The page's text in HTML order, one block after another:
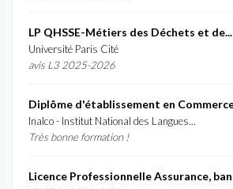
LP QHSSE-Métiers des Déchets et de...
Université Paris Cité
avis L3 2025-2026
Inalco - Institut National des Langues...
Très bonne formation !